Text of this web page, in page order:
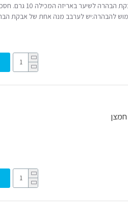
אבקת הבהרה לשיער
להבהרה:יש לערבב מנה אחת של אבקת הבהרה